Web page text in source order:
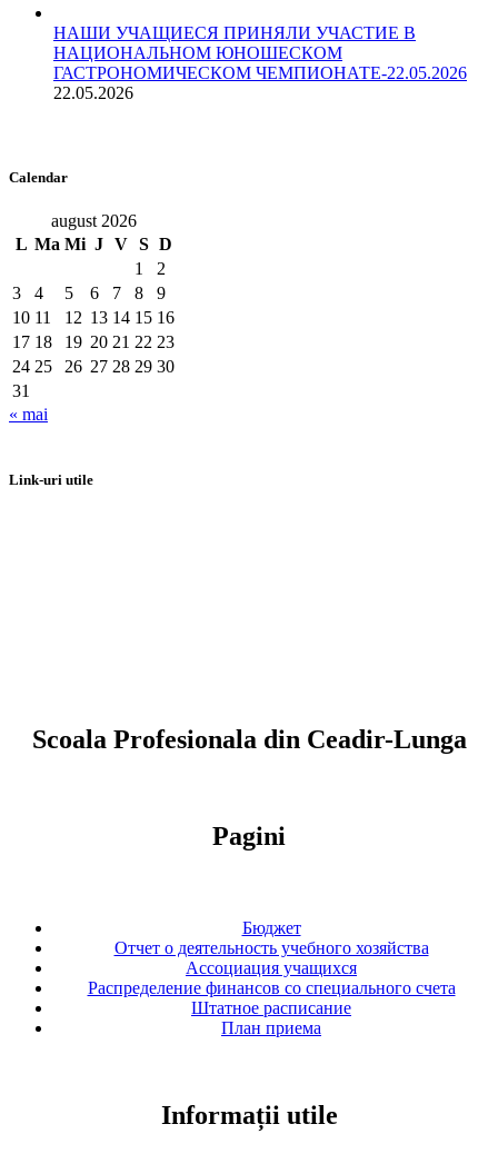
НАШИ УЧАЩИЕСЯ ПРИНЯЛИ УЧАСТИЕ В
НАЦИОНАЛЬНОМ ЮНОШЕСКОМ
ГАСТРОНОМИЧЕСКОМ ЧЕМПИОНАТЕ-22.05.2026
22.05.2026
Calendar
august 2026
L Ma Mi J V S D
1
2
3
4 5 6 7 8
9
10 11 12 13 14 15 16
17 18 19 20 21 22 23
24 25 26 27 28 29 30
31
« mai
Link-uri utile
Scoala Profesionala din Ceadir-Lunga
Pagini
Бюджет
Отчет о деятельность учебного хозяйства
Ассоциация учащихся
Распределение финансов со специального счета
Штатное расписание
План приема
Informații utile